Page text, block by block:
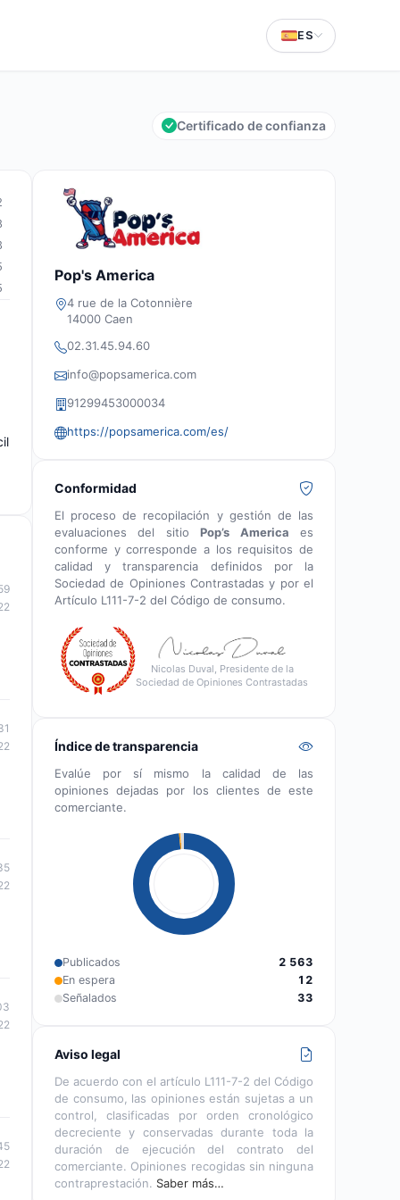
ES
Certificado de confianza
Pop's America
4 rue de la Cotonnière
14000 Caen
02.31.45.94.60
info@popsamerica.com
91299453000034
https://popsamerica.com/es/
Conformidad
El proceso de recopilación y gestión de las
evaluaciones del sitioPop’s America es
conforme y corresponde a los requisitos de
calidad y transparencia definidos por la
Sociedad de Opiniones Contrastadas y por el
Artículo L111-7-2 del Código de consumo.
Nicolas Duval, Presidente de la
Sociedad de Opiniones Contrastadas
Índice de transparencia
Evalúe por sí mismo la calidad de las
opiniones dejadas por los clientes de este
comerciante.
Publicados
2 563
En espera
12
Señalados
33
Aviso legal
De acuerdo con el artículo L111-7-2 del Código
de consumo, las opiniones están sujetas a un
control, clasificadas por orden cronológico
decreciente y conservadas durante toda la
duración de ejecución del contrato del
comerciante. Opiniones recogidas sin ninguna
contraprestación. Saber más…